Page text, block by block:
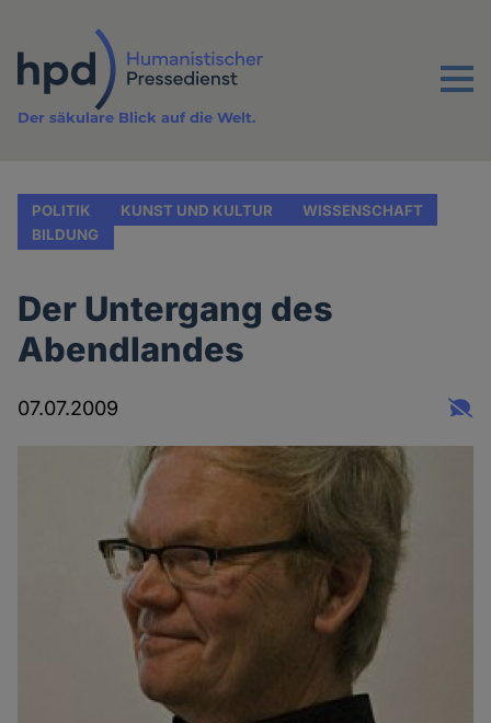
Inhalt
Menu
Der säkulare Blick auf die Welt.
POLITIK KUNST UND KULTUR
WISSENSCHAFT
BILDUNG
Der Untergang des
Abendlandes
07.07.2009